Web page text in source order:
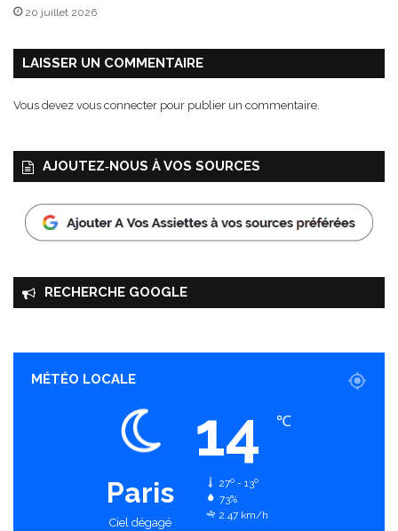
20 juillet 2026
LAISSER UN COMMENTAIRE
Vous devez vous connecter pour publier un commentaire.
AJOUTEZ‑NOUS À VOS SOURCES
RECHERCHE GOOGLE
MÉTÉO LOCALE
Paris
Ciel dégagé
14 ℃
27º - 13º
73%
2.47 km/h